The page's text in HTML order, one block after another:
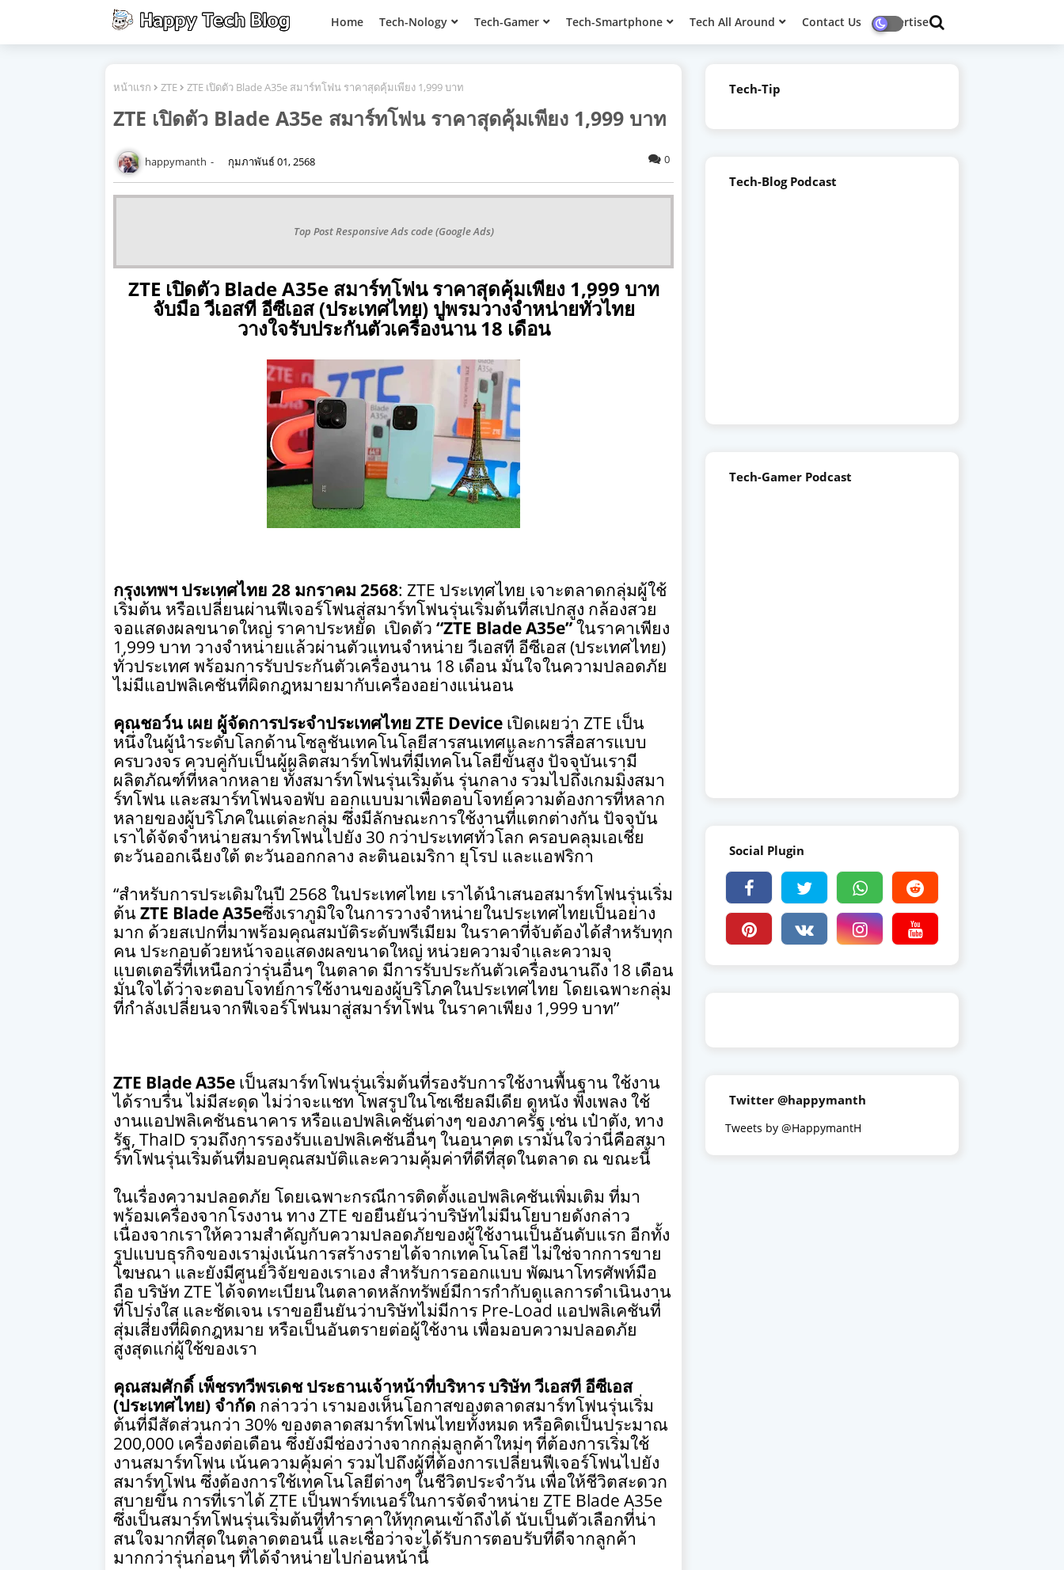
Home Tech-Nology Tech-Gamer Tech-Smartphone Tech All Around Contact Us Advertise
หน้าแรก ZTE ZTE เปิดตัว Blade A35e สมาร์ทโฟน ราคาสุดคุ้มเพียง 1,999 บาท
ZTE เปิดตัว Blade A35e สมาร์ทโฟน ราคาสุดคุ้มเพียง 1,999 บาท
happymanth กุมภาพันธ์ 01, 2568 0
Top Post Responsive Ads code (Google Ads)
ZTE เปิดตัว Blade A35e สมาร์ทโฟน ราคาสุดคุ้มเพียง 1,999 บาท
จับมือ วีเอสที อีซีเอส (ประเทศไทย) ปูพรมวางจำหน่ายทั่วไทย
วางใจรับประกันตัวเครื่องนาน18 เดือน
กรุงเทพฯ ประเทศไทย 28 มกราคม 2568: ZTE ประเทศไทย เจาะตลาดกลุ่มผู้ใช้
เริ่มต้น หรือเปลี่ยนผ่านฟีเจอร์โฟนสู่สมาร์ทโฟนรุ่นเริ่มต้นที่สเปกสูง กล้องสวย
จอแสดงผลขนาดใหญ่ ราคาประหยัด เปิดตัว “ZTE Blade A35e”ในราคาเพียง
1,999 บาท วางจำหน่ายแล้วผ่านตัวแทนจำหน่าย วีเอสที อีซีเอส (ประเทศไทย)
ทั่วประเทศ พร้อมการรับประกันตัวเครื่องนาน 18 เดือน มั่นใจในความปลอดภัย
ไม่มีแอปพลิเคชันที่ผิดกฎหมายมากับเครื่องอย่างแน่นอน
คุณชอว์น เผย ผู้จัดการประจำประเทศไทย ZTE Device เปิดเผยว่า ZTE เป็น
หนึ่งในผู้นำระดับโลกด้านโซลูชันเทคโนโลยีสารสนเทศและการสื่อสารแบบ
ครบวงจร ควบคู่กับเป็นผู้ผลิตสมาร์ทโฟนที่มีเทคโนโลยีขั้นสูง ปัจจุบันเรามี
ผลิตภัณฑ์ที่หลากหลาย ทั้งสมาร์ทโฟนรุ่นเริ่มต้น รุ่นกลาง รวมไปถึงเกมมิ่งสมา
ร์ทโฟน และสมาร์ทโฟนจอพับ ออกแบบมาเพื่อตอบโจทย์ความต้องการที่หลาก
หลายของผู้บริโภคในแต่ละกลุ่ม ซึ่งมีลักษณะการใช้งานที่แตกต่างกัน ปัจจุบัน
เราได้จัดจำหน่ายสมาร์ทโฟนไปยัง 30 กว่าประเทศทั่วโลก ครอบคลุมเอเชีย
ตะวันออกเฉียงใต้ ตะวันออกกลาง ละตินอเมริกา ยุโรป และแอฟริกา
“สำหรับการประเดิมในปี 2568 ในประเทศไทย เราได้นำเสนอสมาร์ทโฟนรุ่นเริ่ม
ต้น ZTE Blade A35eซึ่งเราภูมิใจในการวางจำหน่ายในประเทศไทยเป็นอย่าง
มาก ด้วยสเปกที่มาพร้อมคุณสมบัติระดับพรีเมียม ในราคาที่จับต้องได้สำหรับทุก
คน ประกอบด้วยหน้าจอแสดงผลขนาดใหญ่ หน่วยความจำและความจุ
แบตเตอรี่ที่เหนือกว่ารุ่นอื่นๆ ในตลาด มีการรับประกันตัวเครื่องนานถึง18 เดือน
มั่นใจได้ว่าจะตอบโจทย์การใช้งานของผู้บริโภคในประเทศไทย โดยเฉพาะกลุ่ม
ที่กำลังเปลี่ยนจากฟีเจอร์โฟนมาสู่สมาร์ทโฟน ในราคาเพียง 1,999 บาท”
ZTE Blade A35e เป็นสมาร์ทโฟนรุ่นเริ่มต้นที่รองรับการใช้งานพื้นฐาน ใช้งาน
ได้ราบรื่น ไม่มีสะดุด ไม่ว่าจะแชท โพสรูปในโซเชียลมีเดีย ดูหนัง ฟังเพลง ใช้
งานแอปพลิเคชันธนาคาร หรือแอปพลิเคชันต่างๆ ของภาครัฐ เช่น เป๋าตัง, ทาง
รัฐ, ThaID รวมถึงการรองรับแอปพลิเคชันอื่นๆ ในอนาคต เรามั่นใจว่านี่คือสมา
ร์ทโฟนรุ่นเริ่มต้นที่มอบคุณสมบัติและความคุ้มค่าที่ดีที่สุดในตลาด ณ ขณะนี้
ในเรื่องความปลอดภัย โดยเฉพาะกรณีการติดตั้งแอปพลิเคชันเพิ่มเติม ที่มา
พร้อมเครื่องจากโรงงาน ทาง ZTE ขอยืนยันว่าบริษัทไม่มีนโยบายดังกล่าว
เนื่องจากเราให้ความสำคัญกับความปลอดภัยของผู้ใช้งานเป็นอันดับแรก อีกทั้ง
รูปแบบธุรกิจของเรามุ่งเน้นการสร้างรายได้จากเทคโนโลยี ไม่ใช่จากการขาย
โฆษณา และยังมีศูนย์วิจัยของเราเอง สำหรับการออกแบบ พัฒนาโทรศัพท์มือ
ถือ บริษัท ZTEได้จดทะเบียนในตลาดหลักทรัพย์มีการกำกับดูแลการดำเนินงาน
ที่โปร่งใส และชัดเจน เราขอยืนยันว่าบริษัทไม่มีการ Pre-Load แอปพลิเคชันที่
สุ่มเสี่ยงที่ผิดกฎหมาย หรือเป็นอันตรายต่อผู้ใช้งาน เพื่อมอบความปลอดภัย
สูงสุดแก่ผู้ใช้ของเรา
คุณสมศักดิ์ เพ็ชรทวีพรเดช ประธานเจ้าหน้าที่บริหาร บริษัท วีเอสที อีซีเอส
(ประเทศไทย) จำกัด กล่าวว่า เรามองเห็นโอกาสของตลาดสมาร์ทโฟนรุ่นเริ่ม
ต้นที่มีสัดส่วนกว่า 30% ของตลาดสมาร์ทโฟนไทยทั้งหมด หรือคิดเป็นประมาณ
200,000 เครื่องต่อเดือน ซึ่งยังมีช่องว่างจากกลุ่มลูกค้าใหม่ๆ ที่ต้องการเริ่มใช้
งานสมาร์ทโฟน เน้นความคุ้มค่า รวมไปถึงผู้ที่ต้องการเปลี่ยนฟีเจอร์โฟนไปยัง
สมาร์ทโฟน ซึ่งต้องการใช้เทคโนโลยีต่างๆ ในชีวิตประจำวัน เพื่อให้ชีวิตสะดวก
สบายขึ้น การที่เราได้ ZTE เป็นพาร์ทเนอร์ในการจัดจำหน่าย ZTE Blade A35e
ซึ่งเป็นสมาร์ทโฟนรุ่นเริ่มต้นที่ทำราคาให้ทุกคนเข้าถึงได้ นับเป็นตัวเลือกที่น่า
สนใจมากที่สุดในตลาดตอนนี้ และเชื่อว่าจะได้รับการตอบรับที่ดีจากลูกค้า
มากกว่ารุ่นก่อนๆ ที่ได้จำหน่ายไปก่อนหน้านี้
Tech-Tip
Tech-Blog Podcast
Tech-Gamer Podcast
Social Plugin
Twitter @happymanth
Tweets by @HappymantH